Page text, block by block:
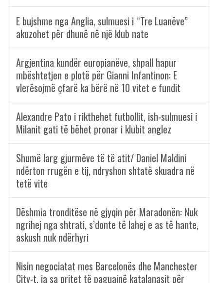
E bujshme nga Anglia, sulmuesi i “Tre Luanëve”
akuzohet për dhunë në një klub nate
Argjentina kundër europianëve, shpall hapur
mbështetjen e plotë për Gianni Infantinon: E
vlerësojmë çfarë ka bërë në 10 vitet e fundit
Alexandre Pato i rikthehet futbollit, ish-sulmuesi i
Milanit gati të bëhet pronar i klubit anglez
Shumë larg gjurmëve të të atit/ Daniel Maldini
ndërton rrugën e tij, ndryshon shtatë skuadra në
tetë vite
Dëshmia tronditëse në gjyqin për Maradonën: Nuk
ngrihej nga shtrati, s’donte të lahej e as të hante,
askush nuk ndërhyri
Nisin negociatat mes Barcelonës dhe Manchester
City-t, ja sa pritet të paguajnë katalanasit për